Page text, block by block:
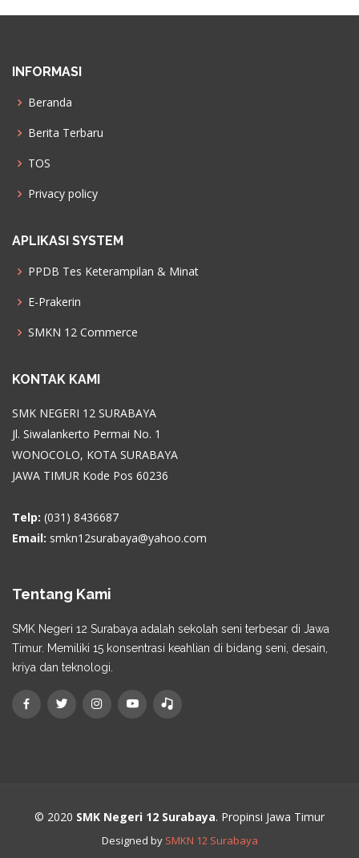
INFORMASI
Beranda
Berita Terbaru
TOS
Privacy policy
APLIKASI SYSTEM
PPDB Tes Keterampilan & Minat
E-Prakerin
SMKN 12 Commerce
KONTAK KAMI
SMK NEGERI 12 SURABAYA
Jl. Siwalankerto Permai No. 1
WONOCOLO, KOTA SURABAYA
JAWA TIMUR Kode Pos 60236
Telp: (031) 8436687
Email: smkn12surabaya@yahoo.com
Tentang Kami
SMK Negeri 12 Surabaya adalah sekolah seni terbesar di Jawa
Timur. Memiliki 15 konsentrasi keahlian di bidang seni, desain,
kriya dan teknologi.
© 2020 SMK Negeri 12 Surabaya. Propinsi Jawa Timur
Designed by SMKN 12 Surabaya